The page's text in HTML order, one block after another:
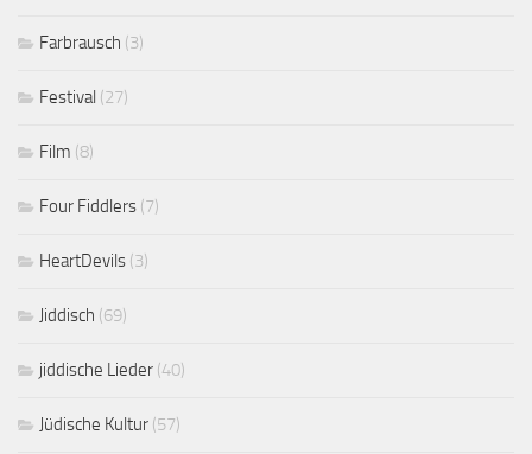
Farbrausch (3)
Festival (27)
Film (8)
Four Fiddlers (7)
HeartDevils (3)
Jiddisch (69)
jiddische Lieder (40)
Jüdische Kultur (57)